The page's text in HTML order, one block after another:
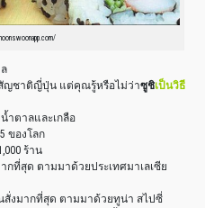
ญชาติญี่ปุ่น แต่คุณรู้หรือไม่ว่าซูชิเป็นวิธี
ำตาลและเกลือ
ของโลก
ร้าน
กที่สุด ตามมาด้วยประเทศมาเลเซีย
งมากที่สุด ตามมาด้วยทูน่า สไปซี่